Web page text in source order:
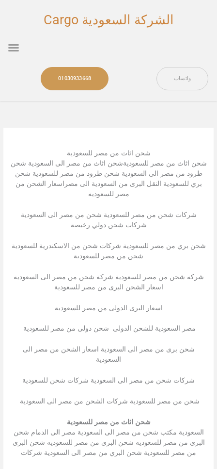
الشركة السعودية Cargo
واتساب 01030933668
شحن اثاث من مصر للسعودية
شحن اثاث من مصر للسعوديةشحن اثاث من مصر الى السعودية شحن
طرود من مصر الى السعودية شحن طرود من مصر للسعودية شحن
بري للسعودية النقل البرى من السعودية الى مصراسعار الشحن من
مصر للسعودية
شركات شحن من مصر للسعودية شحن من مصر الى السعودية
شركات شحن دولي رخيصة
شحن بري من مصر للسعودية شركات شحن من الاسكندرية للسعودية
شحن من مصر للسعودية
شركة شحن من مصر للسعودية شركة شحن من مصر الى السعودية
اسعار الشحن البرى من مصر للسعودية
اسعار البرى الدولى من مصر للسعودية
مصر السعودية للشحن الدولى شحن دولى من مصر للسعودية
شحن برى من مصر الى السعودية اسعار الشحن من مصر الى
السعودية
شركات شحن من مصر الى السعودية شركات شحن للسعودية
شحن من مصر للسعودية شركات الشحن من مصر الى السعودية
شحن اثاث من مصر للسعودية
السعودية مكتب شحن من مصر الى السعودية مصر الى الدمام شحن
البري من مصر للسعوديه شحن البري من مصر للسعوديه شحن البري
من مصر للسعودية شحن البري من مصر الى السعودية شركات